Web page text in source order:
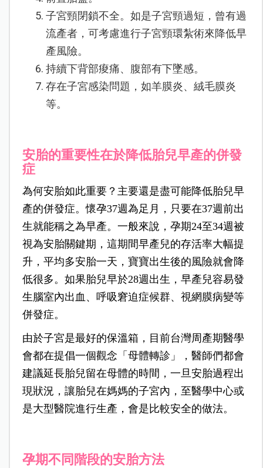
子宮頸閉鎖不全。如是子宮頸過短，曾有過
流產者，可考慮進行子宮頸環紮術來降低早
產風險。
持續下背部痠痛、腹部有下墜感。
存在子宮感染問題，如羊膜炎、絨毛膜炎
等。
安胎的重要性在於降低胎兒早產的併發
症
為何安胎如此重要？主要還是盡可能降低胎兒早
產的併發症。懷孕37週為足月，只要在37週前出
生就能稱之為早產。一般來說，孕期24至34週被
視為安胎關鍵期，這期間早產兒的存活率大幅提
升，平均多安胎一天，寶寶出生後的風險就會降
低很多。如果胎兒早於28週出生，早產兒容易發
生腦室內出血、呼吸窘迫症候群、視網膜病變等
併發症。
由於子宮是最好的保溫箱，目前台灣周產期醫學
會都在提倡一個觀念「母體轉診」，醫師們都會
建議延長胎兒留在母體的時間，一旦安胎過程出
現狀況，讓胎兒在媽媽的子宮內，至醫學中心或
是大型醫院進行生產，會是比較安全的做法。
孕期不同階段的安胎方法